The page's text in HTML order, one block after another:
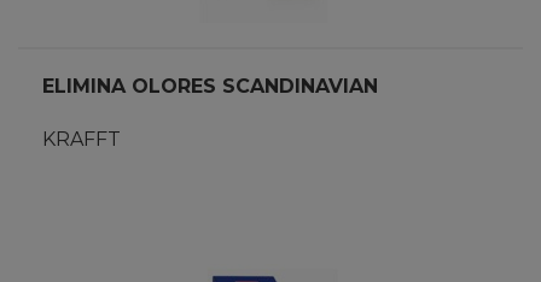
ELIMINA OLORES SCANDINAVIAN
KRAFFT